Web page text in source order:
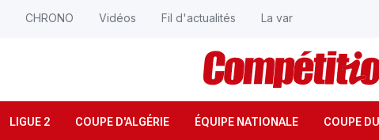
LIGUE 2 COUPE D'ALGÉRIE ÉQUIPE NATIONALE COUPE
CHRONO Vidéos Fil d'actualités La var